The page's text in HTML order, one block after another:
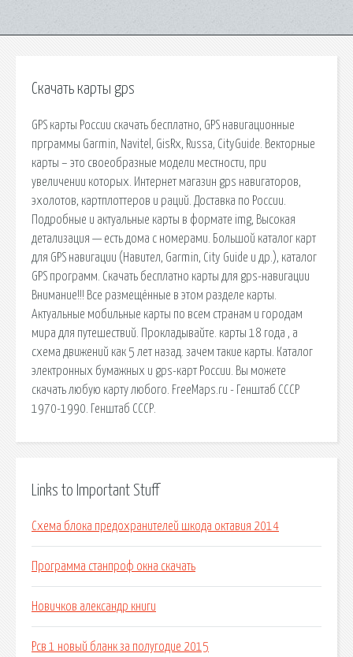
Скачать карты gps
GPS карты России скачать бесплатно, GPS навигационные
прграммы Garmin, Navitel, GisRx, Russa, CityGuide. Векторные
карты – это своеобразные модели местности, при
увеличении которых. Интернет магазин gps навигаторов,
эхолотов, картплоттеров и раций. Доставка по России.
Подробные и актуальные карты в формате img, Высокая
детализация — есть дома с номерами. Большой каталог карт
для GPS навигации (Навител, Garmin, City Guide и др.), каталог
GPS программ. Скачать бесплатно карты для gps-навигации
Внимание!!! Все размещённые в этом разделе карты.
Актуальные мобильные карты по всем странам и городам
мира для путешествий. Прокладывайте. карты 18 года , а
схема движений как 5 лет назад. зачем такие карты. Каталог
электронных бумажных и gps-карт России. Вы можете
скачать любую карту любого. FreeMaps.ru - Генштаб СССР
1970-1990. Генштаб СССР.
Links to Important Stuff
Схема блока предохранителей шкода октавия 2014
Программа станпроф окна скачать
Новичков александр книги
Рсв 1 новый бланк за полугодие 2015